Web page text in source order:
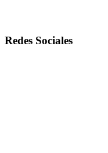
Redes Sociales